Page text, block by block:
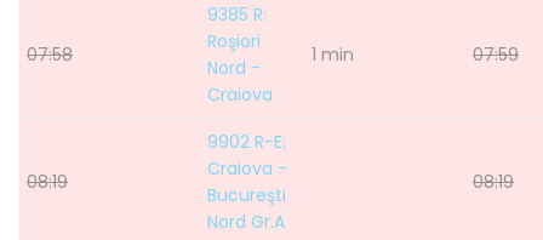
07:58
9385 R:
Roşiori
Nord -
Craiova
1 min 07:59
08:19
9902 R-E:
Craiova -
Bucureşti
Nord Gr.A
08:19